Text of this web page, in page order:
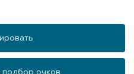
подбор очков